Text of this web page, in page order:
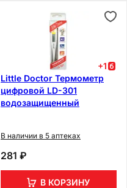
+1
Little Doctor Термометр
цифровой LD-301
водозащищенный
В наличии в 5 аптеках
281 ₽
В КОРЗИНУ